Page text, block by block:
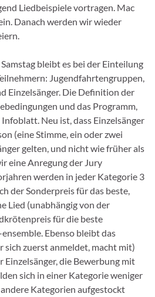
Liedbeispiele vortragen. Mac
Danach werden wir wieder
bleibt es bei der Einteilung
Jugendfahrtengruppen,
Einzelsänger. Die Definition der
und das Programm,
Neu ist, dass Einzelsänger
(eine Stimme, ein oder zwei
gelten, und nicht wie früher als
eine Anregung der Jury
werden in jeder Kategorie 3
der Sonderpreis für das beste,
Lied (unabhängig von der
für die beste
Ebenso bleibt das
zuerst anmeldet, macht mit)
Einzelsänger, die Bewerbung mit
sich in einer Kategorie weniger
Kategorien aufgestockt